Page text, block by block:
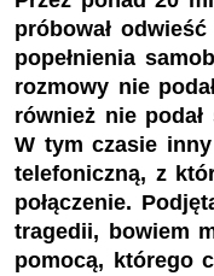
próbował
popełnienia
rozmowy nie
również nie
W tym czasie
telefoniczną, z
połączenie.
tragedii, bowiem
pomocą, którego